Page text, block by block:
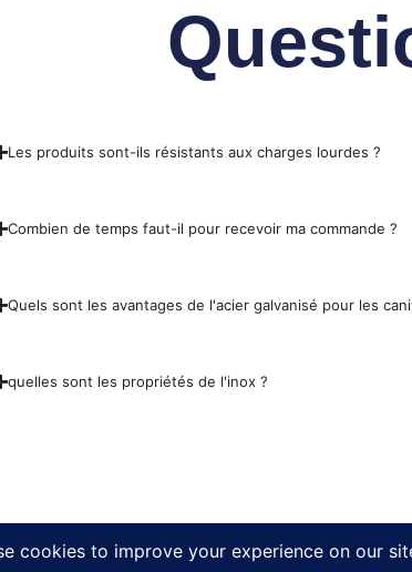
Les produits sont-ils résistants aux charges lourdes ?
Combien de temps faut-il pour recevoir ma commande ?
Quels sont les avantages de l'acier galvanisé pour les
quelles sont les propriétés de l'inox ?